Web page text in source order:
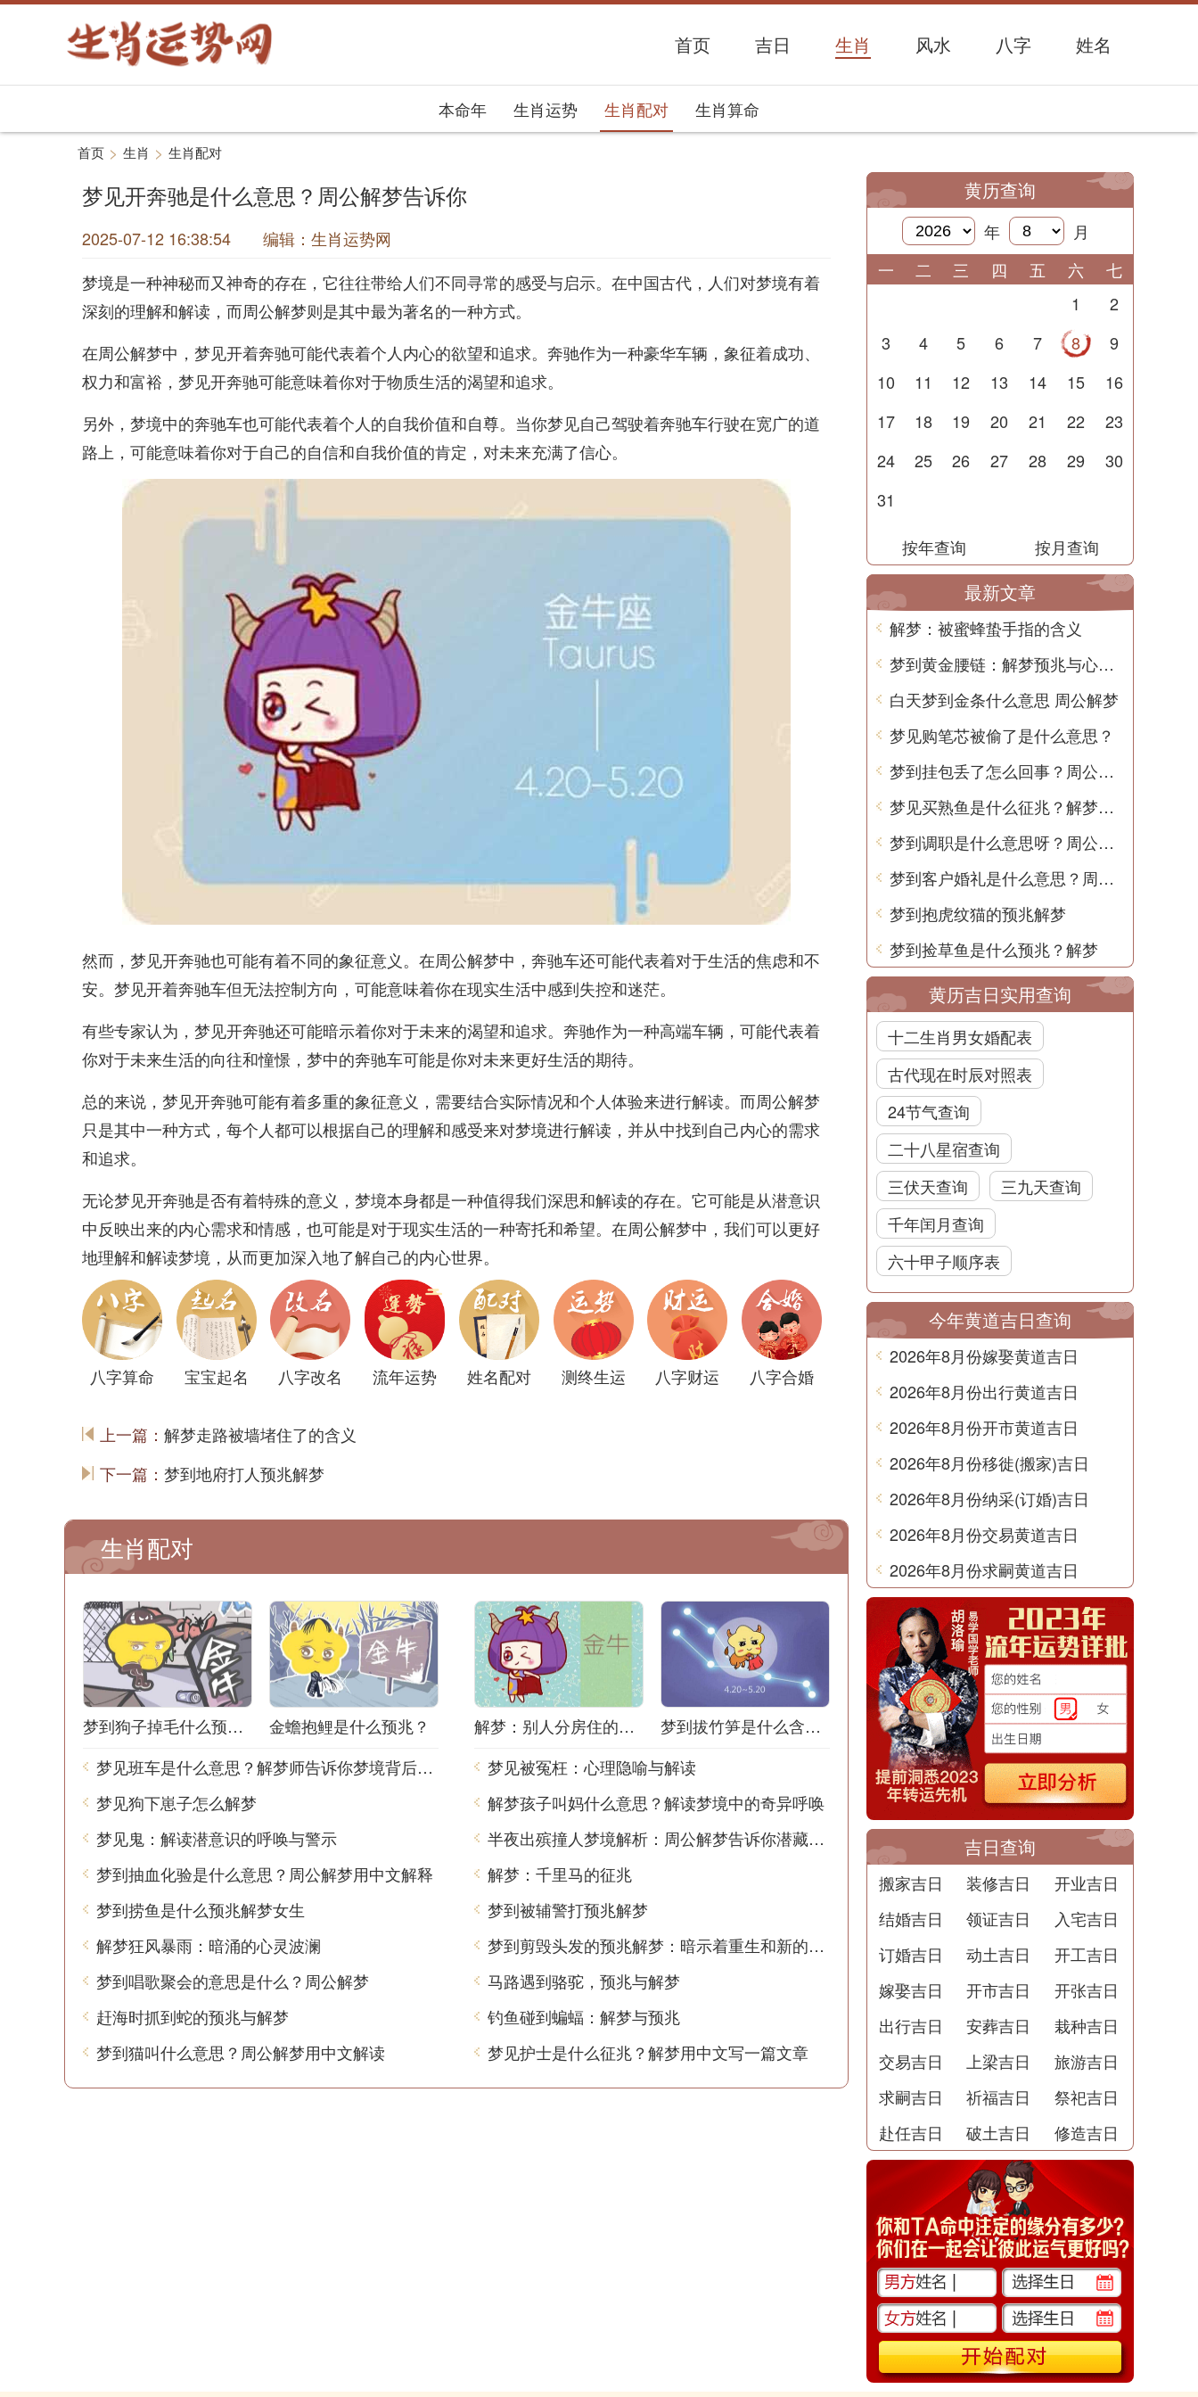
首页 吉日 生肖 风水 八字 姓名
本命年 生肖运势 生肖配对 生肖算命
首页 > 生肖 > 生肖配对
梦见开奔驰是什么意思？周公解梦告诉你
2025-07-12 16:38:54 编辑：生肖运势网
梦境是一种神秘而又神奇的存在，它往往带给人们不同寻常的感受与启示。在中国古代，人们对梦境有着
深刻的理解和解读，而周公解梦则是其中最为著名的一种方式。
在周公解梦中，梦见开着奔驰可能代表着个人内心的欲望和追求。奔驰作为一种豪华车辆，象征着成功、
权力和富裕，梦见开奔驰可能意味着你对于物质生活的渴望和追求。
另外，梦境中的奔驰车也可能代表着个人的自我价值和自尊。当你梦见自己驾驶着奔驰车行驶在宽广的道
路上，可能意味着你对于自己的自信和自我价值的肯定，对未来充满了信心。
然而，梦见开奔驰也可能有着不同的象征意义。在周公解梦中，奔驰车还可能代表着对于生活的焦虑和不
安。梦见开着奔驰车但无法控制方向，可能意味着你在现实生活中感到失控和迷茫。
有些专家认为，梦见开奔驰还可能暗示着你对于未来的渴望和追求。奔驰作为一种高端车辆，可能代表着
你对于未来生活的向往和憧憬，梦中的奔驰车可能是你对未来更好生活的期待。
总的来说，梦见开奔驰可能有着多重的象征意义，需要结合实际情况和个人体验来进行解读。而周公解梦
只是其中一种方式，每个人都可以根据自己的理解和感受来对梦境进行解读，并从中找到自己内心的需求
和追求。
无论梦见开奔驰是否有着特殊的意义，梦境本身都是一种值得我们深思和解读的存在。它可能是从潜意识
中反映出来的内心需求和情感，也可能是对于现实生活的一种寄托和希望。在周公解梦中，我们可以更好
地理解和解读梦境，从而更加深入地了解自己的内心世界。
八字算命 宝宝起名 八字改名 流年运势 姓名配对 测终生运 八字财运 八字合婚
上一篇： 解梦走路被墙堵住了的含义
下一篇： 梦到地府打人预兆解梦
生肖配对
梦到狗子掉毛什么预兆解梦
金蟾抱鲤是什么预兆？
梦见班车是什么意思？解梦师告诉你梦境背后的含义
梦见狗下崽子怎么解梦
梦见鬼：解读潜意识的呼唤与警示
梦到抽血化验是什么意思？周公解梦用中文解释
梦到捞鱼是什么预兆解梦女生
解梦狂风暴雨：暗涌的心灵波澜
梦到唱歌聚会的意思是什么？周公解梦
赶海时抓到蛇的预兆与解梦
梦到猫叫什么意思？周公解梦用中文解读
解梦：别人分房住的含义
梦到拔竹笋是什么含义？解梦用中文写一篇文章
梦见被冤枉：心理隐喻与解读
解梦孩子叫妈什么意思？解读梦境中的奇异呼唤
半夜出殡撞人梦境解析：周公解梦告诉你潜藏的含义
解梦：千里马的征兆
梦到被辅警打预兆解梦
梦到剪毁头发的预兆解梦：暗示着重生和新的开始
马路遇到骆驼，预兆与解梦
钓鱼碰到蝙蝠：解梦与预兆
梦见护士是什么征兆？解梦用中文写一篇文章
黄历查询
年
月
一
二 三 四 五 六
七
1
2
3
4 5 6 7 8
9
10
11 12 13 14 15
16
17
18 19 20 21 22
23
24
25 26 27 28 29
30
31
按年查询 按月查询
最新文章
解梦：被蜜蜂蛰手指的含义
梦到黄金腰链：解梦预兆与心理学解读
白天梦到金条什么意思 周公解梦
梦见购笔芯被偷了是什么意思？
梦到挂包丢了怎么回事？周公解梦用中文解释
梦见买熟鱼是什么征兆？解梦师告诉你真相
梦到调职是什么意思呀？周公解梦用中文
梦到客户婚礼是什么意思？周公解梦告诉你
梦到抱虎纹猫的预兆解梦
梦到捡草鱼是什么预兆？解梦
黄历吉日实用查询
十二生肖男女婚配表
古代现在时辰对照表
24节气查询
二十八星宿查询
三伏天查询
三九天查询
千年闰月查询
六十甲子顺序表
今年黄道吉日查询
2026年8月份嫁娶黄道吉日
2026年8月份出行黄道吉日
2026年8月份开市黄道吉日
2026年8月份移徙(搬家)吉日
2026年8月份纳采(订婚)吉日
2026年8月份交易黄道吉日
2026年8月份求嗣黄道吉日
吉日查询
搬家吉日 装修吉日
开业吉日
结婚吉日
领证吉日
入宅吉日
订婚吉日
动土吉日
开工吉日
嫁娶吉日
开市吉日
开张吉日
出行吉日
安葬吉日
栽种吉日
交易吉日
上梁吉日
旅游吉日
求嗣吉日
祈福吉日
祭祀吉日
赴任吉日
破土吉日 修造吉日